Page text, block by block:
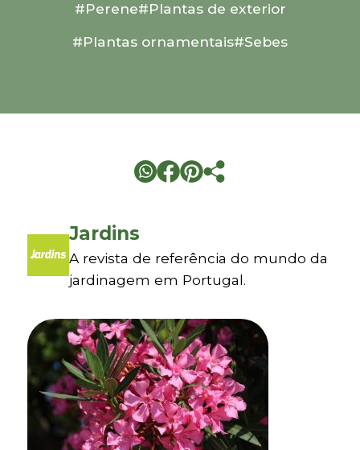
#Perene#Plantas de exterior
#Plantas ornamentais#Sebes
Jardins
A revista de referência do mundo da
jardinagem em Portugal.